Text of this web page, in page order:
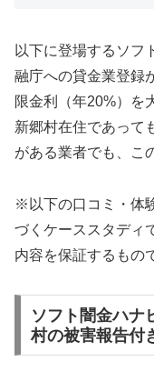
以下に登場するソフ
融庁への貸金業登録
限金利（年20%）を
新郷村在住であって
がある業者でも、こ
※以下の口コミ・体
づくケーススタディ
内容を保証するもの
ソフト闇金ハナ
村の被害報告付